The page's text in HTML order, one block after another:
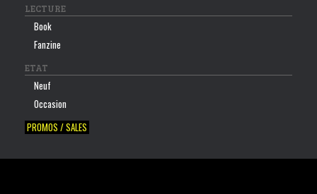
LECTURE
Book
Fanzine
ETAT
Neuf
Occasion
PROMOS / SALES